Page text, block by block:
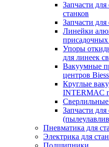
Запчасти
станков
Запчасти
Линейки
присадочных
Упоры
для линеек
Вакуумные
центров
Круглые
INTERMAC
Запчасти для
Пневматика для
Электрика для
Подшипники